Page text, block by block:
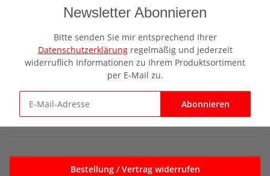
Newsletter Abonnieren
Bitte senden Sie mir entsprechend Ihrer
Datenschutzerklärungregelmäßig und jederzeit
widerruflich Informationen zu Ihrem Produktsortiment
per E-Mail zu.
Abonnieren
Bestellung / Vertrag widerrufen